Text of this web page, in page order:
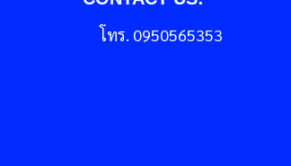
โทร. 0950565353